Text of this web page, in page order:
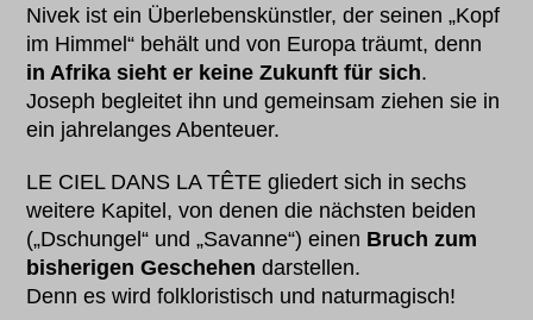
Nivek ist ein Überlebenskünstler, der seinen „Kopf
im Himmel“ behält und von Europa träumt, denn
in Afrika sieht er keine Zukunft für sich.
Joseph begleitet ihn und gemeinsam ziehen sie in
ein jahrelanges Abenteuer.
LE CIEL DANS LA TÊTE gliedert sich in sechs
weitere Kapitel, von denen die nächsten beiden
(„Dschungel“ und „Savanne“) einen Bruch zum
bisherigen Geschehen darstellen.
Denn es wird folkloristisch und naturmagisch!